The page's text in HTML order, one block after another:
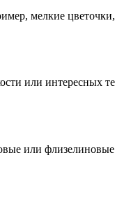
мелкие
или интересных
или